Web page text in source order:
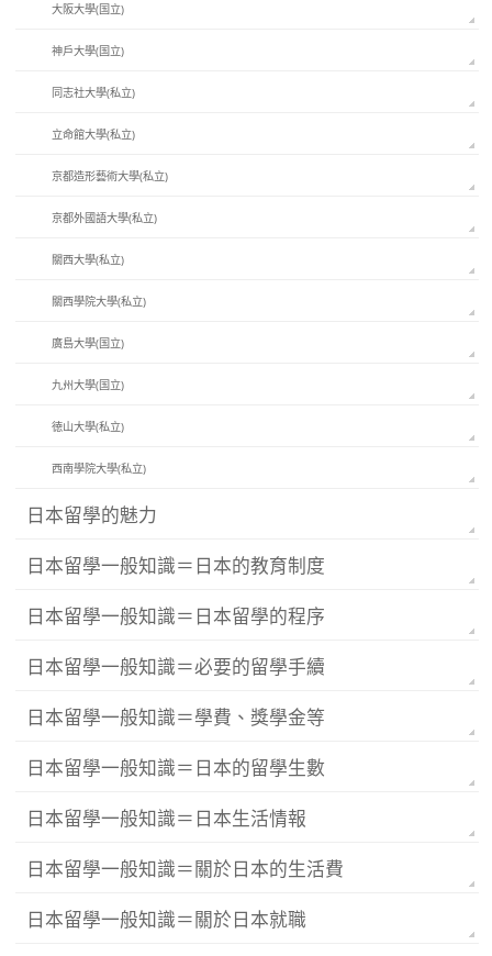
大阪大學(国立)
神戶大學(国立)
同志社大學(私立)
立命館大學(私立)
京都造形藝術大學(私立)
京都外國語大學(私立)
關西大學(私立)
關西學院大學(私立)
廣島大學(国立)
九州大學(国立)
徳山大學(私立)
西南學院大學(私立)
日本留學的魅力
日本留學一般知識＝日本的教育制度
日本留學一般知識＝日本留學的程序
日本留學一般知識＝必要的留學手續
日本留學一般知識＝學費、獎學金等
日本留學一般知識＝日本的留學生數
日本留學一般知識＝日本生活情報
日本留學一般知識＝關於日本的生活費
日本留學一般知識＝關於日本就職